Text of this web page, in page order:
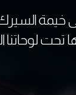
خيمة
تحت